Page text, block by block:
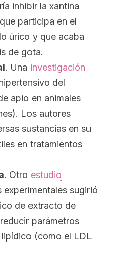
inhibir la xantina
participa en el
úrico y que acaba
de gota.
. Una investigación
del
apio en animales
Los autores
sustancias en su
en tratamientos
Otro estudio
sugirió
de extracto de
parámetros
(como el LDL